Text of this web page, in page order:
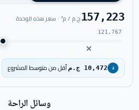
157,223ج.م / م² · سعر هذه الوحدة
121,767
↓ 10,472 ج.م أقل من متوسط المشروع
وسائل الراحة